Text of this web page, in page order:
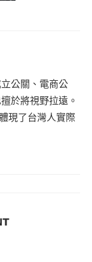
公關、電商公
於將視野拉遠。
現了台灣人實際